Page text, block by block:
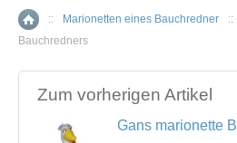
Home
:: Marionetten eines Bauchredner ::
Bauchredners
Zum vorherigen Artikel
Gans marionette